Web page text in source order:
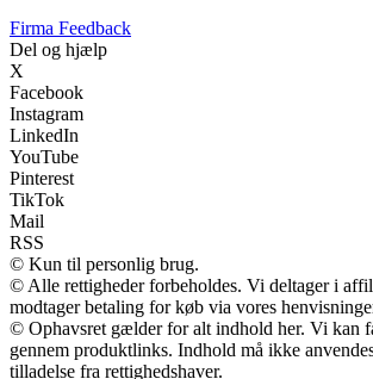
Firma Feedback
Del og hjælp
X
Facebook
Instagram
LinkedIn
YouTube
Pinterest
TikTok
Mail
RSS
© Kun til personlig brug.
© Alle rettigheder forbeholdes. Vi deltager i
modtager betaling for køb via vores
© Ophavsret gælder for alt indhold her. Vi kan
gennem produktlinks. Indhold må ikke
tilladelse fra rettighedshaver.